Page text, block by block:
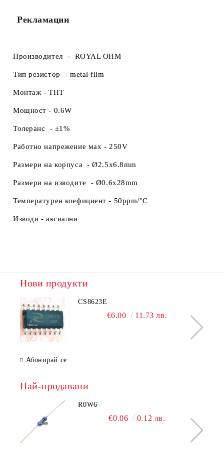
Рекламации
Производител - ROYAL OHM
Тип резистор - metal film
Монтаж -THT
Мощност - 0.6W
Толеранс - ±1%
Работно напрежение маx - 250V
Размери на корпуса-Ø2.5x6.8mm
Размери на изводите - Ø0.6x28mm
Температурен коефициент - 50ppm/°C
Изводи -аксиални
Нови продукти
CS8623E
€6.00 11.73 лв.
Абонирай се
Най-продавани
R0W6
€0.06 0.12 лв.